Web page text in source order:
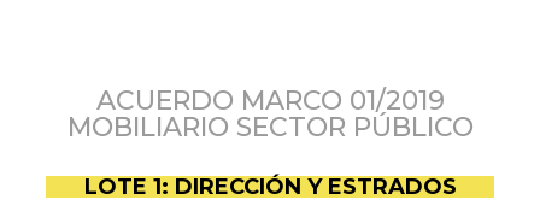
ACUERDO MARCO 01/2019
MOBILIARIO SECTOR PÚBLICO
LOTE 1: DIRECCIÓN Y ESTRADOS